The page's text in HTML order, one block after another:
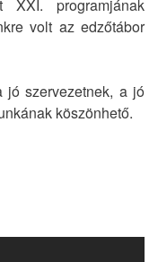
XXI. programjának
volt az edzőtábor
szervezetnek, a jó
köszönhető.